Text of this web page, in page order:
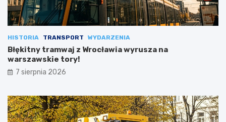
HISTORIA TRANSPORT WYDARZENIA
Błękitny tramwaj z Wrocławia wyrusza na
warszawskie tory!
7 sierpnia 2026